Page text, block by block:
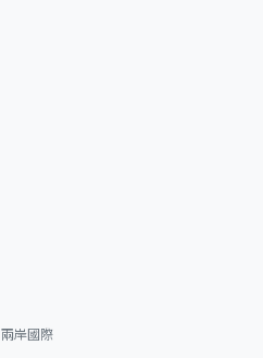
兩岸國際